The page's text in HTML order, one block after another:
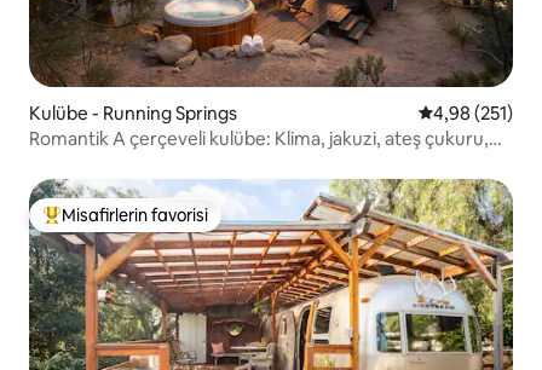
Kulübe - Running Springs 5 üzerinden
4,98 (251)
Romantik A çerçeveli kulübe: Klima, jakuzi, ateş çukuru,
Misafirlerin favorilerinden en beğenilenler arasında
Misafirlerin favorisi